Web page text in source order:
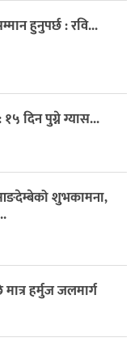
हुनुपर्छ : रवि...
दिन पुग्ने ग्यास...
शुभकामना,
हर्मुज जलमार्ग